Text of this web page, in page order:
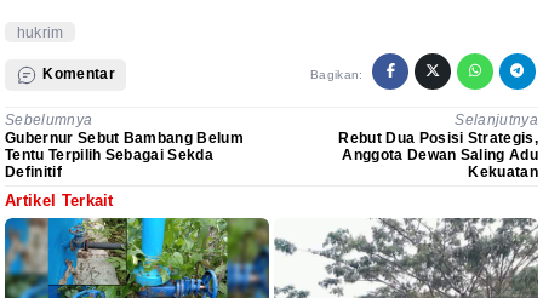
hukrim
Komentar Bagikan:
Sebelumnya
Gubernur Sebut Bambang Belum
Tentu Terpilih Sebagai Sekda
Definitif
Selanjutnya
Rebut Dua Posisi Strategis,
Anggota Dewan Saling Adu
Kekuatan
Artikel Terkait